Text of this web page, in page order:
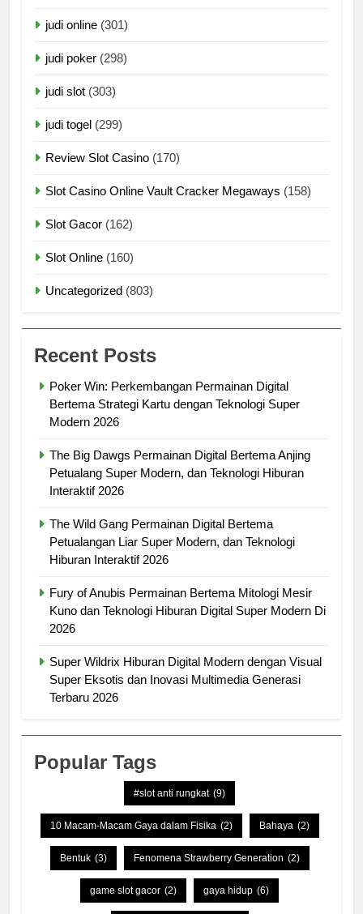
judi online (301)
judi poker (298)
judi slot (303)
judi togel (299)
Review Slot Casino (170)
Slot Casino Online Vault Cracker Megaways (158)
Slot Gacor (162)
Slot Online (160)
Uncategorized (803)
Recent Posts
Poker Win: Perkembangan Permainan Digital
Bertema Strategi Kartu dengan Teknologi Super
Modern 2026
The Big Dawgs Permainan Digital Bertema Anjing
Petualang Super Modern, dan Teknologi Hiburan
Interaktif 2026
The Wild Gang Permainan Digital Bertema
Petualangan Liar Super Modern, dan Teknologi
Hiburan Interaktif 2026
Fury of Anubis Permainan Bertema Mitologi Mesir
Kuno dan Teknologi Hiburan Digital Super Modern Di
2026
Super Wildrix Hiburan Digital Modern dengan Visual
Super Eksotis dan Inovasi Multimedia Generasi
Terbaru 2026
Popular Tags
#slot anti rungkat (9)
10 Macam-Macam Gaya dalam Fisika (2) Bahaya (2)
Bentuk (3) Fenomena Strawberry Generation (2)
game slot gacor (2) gaya hidup (6)